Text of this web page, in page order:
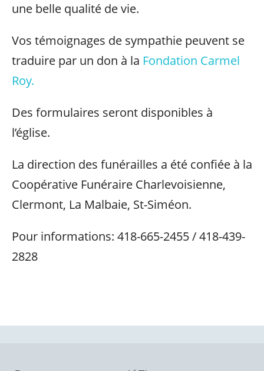
une belle qualité de vie.
Vos témoignages de sympathie peuvent se
traduire par un don à la Fondation Carmel
Roy.
Des formulaires seront disponibles à
l’église.
La direction des funérailles a été confiée à la
Coopérative Funéraire Charlevoisienne,
Clermont, La Malbaie, St-Siméon.
Pour informations: 418-665-2455 / 418-439-
2828